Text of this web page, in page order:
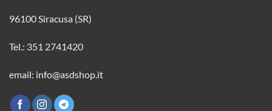
96100 Siracusa (SR)
Tel.: 351 2741420
email: info@asdshop.it